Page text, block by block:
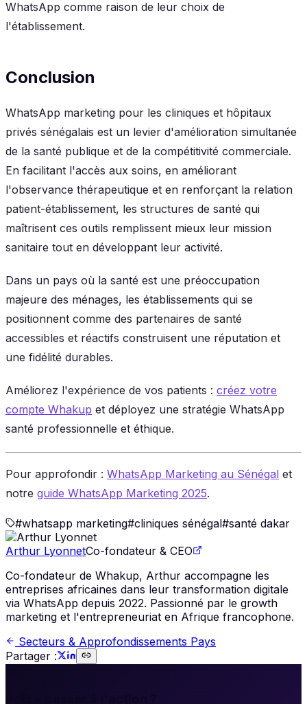
WhatsApp comme raison de leur choix de
l'établissement.
Conclusion
WhatsApp marketing pour les cliniques et hôpitaux
privés sénégalais est un levier d'amélioration simultanée
de la santé publique et de la compétitivité commerciale.
En facilitant l'accès aux soins, en améliorant
l'observance thérapeutique et en renforçant la relation
patient-établissement, les structures de santé qui
maîtrisent ces outils remplissent mieux leur mission
sanitaire tout en développant leur activité.
Dans un pays où la santé est une préoccupation
majeure des ménages, les établissements qui se
positionnent comme des partenaires de santé
accessibles et réactifs construisent une réputation et
une fidélité durables.
Améliorez l'expérience de vos patients : créez votre
compte Whakup et déployez une stratégie WhatsApp
santé professionnelle et éthique.
Pour approfondir : WhatsApp Marketing au Sénégal et
notre guide WhatsApp Marketing 2025.
#whatsapp marketing#cliniques sénégal#santé dakar
Arthur LyonnetCo-fondateur & CEO
Co-fondateur de Whakup, Arthur accompagne les
entreprises africaines dans leur transformation digitale
via WhatsApp depuis 2022. Passionné par le growth
marketing et l'entrepreneuriat en Afrique francophone.
Secteurs & Approfondissements Pays
Partager :